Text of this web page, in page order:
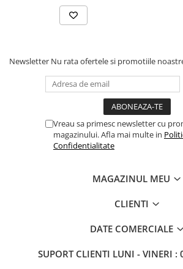
Newsletter Nu rata ofertele si promotiile
Vreau sa primesc newsletter cu
magazinului. Afla mai multe in
Confidentialitate
MAGAZINUL MEU
CLIENTI
DATE COMERCIALE
SUPORT CLIENTI LUNI - VINERI :